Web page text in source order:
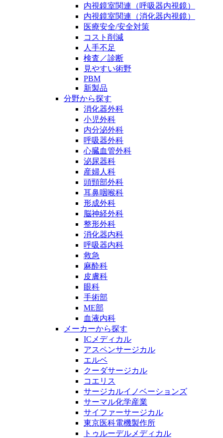
内視鏡室関連（呼吸器内視鏡）
内視鏡室関連（消化器内視鏡）
医療安全/安全対策
コスト削減
人手不足
検査／診断
見やすい術野
PBM
新製品
分野から探す
消化器外科
小児外科
内分泌外科
呼吸器外科
心臓血管外科
泌尿器科
産婦人科
頭頸部外科
耳鼻咽喉科
形成外科
脳神経外科
整形外科
消化器内科
呼吸器内科
救急
麻酔科
皮膚科
眼科
手術部
ME部
血液内科
メーカーから探す
ICメディカル
アスペンサージカル
エルベ
クーダサージカル
コエリス
サージカルイノベーションズ
サーマル化学産業
サイファーサージカル
東京医科電機製作所
トゥルーデルメディカル